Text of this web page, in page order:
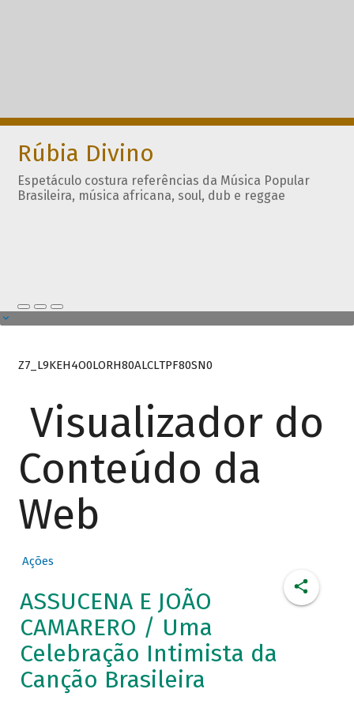
Rúbia Divino
Espetáculo costura referências da Música Popular
Brasileira, música africana, soul, dub e reggae
Z7_L9KEH4O0LORH80ALCLTPF80SN0
Visualizador do
Conteúdo da
Web
Ações
ASSUCENA E JOÃO
CAMARERO / Uma
Celebração Intimista da
Canção Brasileira